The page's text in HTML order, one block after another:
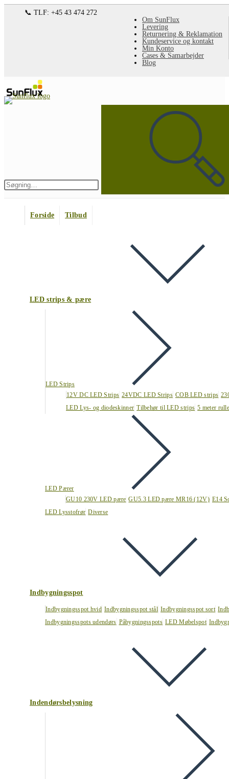
Om SunFlux
Levering
Returnering & Reklamation
Kundeservice og kontakt
Min Konto
Cases & Samarbejder
Blog
📞 TLF: +45 43 474 272
Forside
Tilbud
LED strips & pære
LED Strips
12V DC LED Strips 24VDC LED Strips COB LED strips
LED Lys- og diodeskinner Tilbehør til LED strips 5 meter
LED Pærer
GU10 230V LED pære GU5.3 LED pære MR16 (12V) E14
LED Lysstofrør Diverse
Indbygningsspot
Indbygningsspot hvid Indbygningsspot stål Indbygningsspot sort
Indbygningsspots udendørs Påbygningsspots LED Møbelspot
Indendørsbelysning